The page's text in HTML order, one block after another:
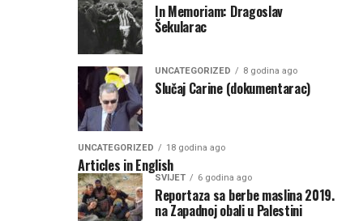
In Memoriam: Dragoslav
Šekularac
UNCATEGORIZED 8 godina ago
Slučaj Carine (dokumentarac)
UNCATEGORIZED 18 godina ago
Articles in English
SVIJET 6 godina ago
Reportaza sa berbe maslina 2019.
na Zapadnoj obali u Palestini